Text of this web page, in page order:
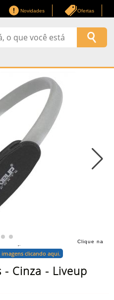
Novidades Ofertas
Clique na
ampliar
clicando aqui.
- Cinza - Liveup